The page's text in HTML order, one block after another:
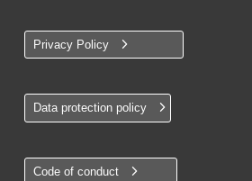
Privacy Policy
Data protection policy
Code of conduct